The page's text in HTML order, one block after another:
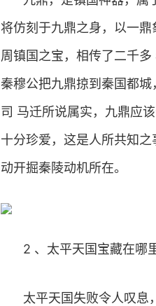
将仿刻于九鼎之身，以一鼎
周镇国之宝，相传了二千
秦穆公把九鼎掠到秦国都
司 马迁所说属实，九鼎应
十分珍爱，这是人所共知
动开掘秦陵动机所在。
2 、太平天国宝藏在哪
太平天国失败令人叹息